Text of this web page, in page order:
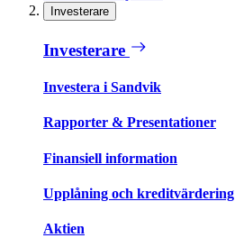
Investerare
Investerare
Investera i Sandvik
Rapporter & Presentationer
Finansiell information
Upplåning och kreditvärdering
Aktien